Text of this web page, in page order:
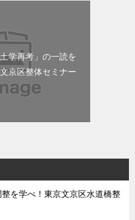
学再考」の一読を
京区整体セミナー
を学べ！東京文京区水道橋整